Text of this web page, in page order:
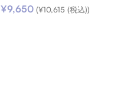
ンロード
¥9,650 (¥10,615 (税込))